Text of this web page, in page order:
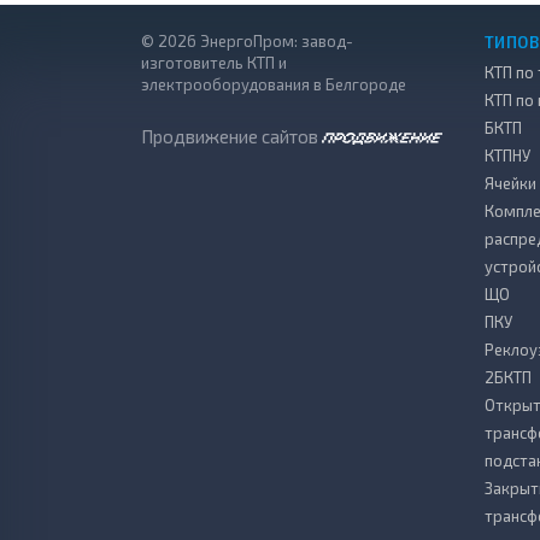
© 2026 ЭнергоПром: завод-
изготовитель КТП и
электрооборудования в Белгороде
Продвижение сайтов
КТП по
КТП по
БКТП
КТПНУ
ЩО
ПКУ
2БКТП